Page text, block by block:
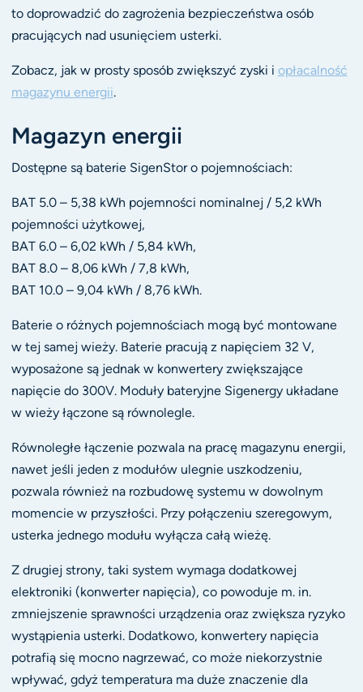
to doprowadzić do zagrożenia bezpieczeństwa osób
pracujących nad usunięciem usterki.
Zobacz, jak w prosty sposób zwiększyć zyski i opłacalność
magazynu energii.
Magazyn energii
Dostępne są baterie SigenStor o pojemnościach:
BAT 5.0 – 5,38 kWh pojemności nominalnej / 5,2 kWh
pojemności użytkowej,
BAT 6.0 – 6,02 kWh / 5,84 kWh,
BAT 8.0 – 8,06 kWh / 7,8 kWh,
BAT 10.0 – 9,04 kWh / 8,76 kWh.
Baterie o różnych pojemnościach mogą być montowane
w tej samej wieży. Baterie pracują z napięciem 32 V,
wyposażone są jednak w konwertery zwiększające
napięcie do 300V. Moduły bateryjne Sigenergy układane
w wieży łączone są równolegle.
Równoległe łączenie pozwala na pracę magazynu energii,
nawet jeśli jeden z modułów ulegnie uszkodzeniu,
pozwala również na rozbudowę systemu w dowolnym
momencie w przyszłości. Przy połączeniu szeregowym,
usterka jednego modułu wyłącza całą wieżę.
Z drugiej strony, taki system wymaga dodatkowej
elektroniki (konwerter napięcia), co powoduje m. in.
zmniejszenie sprawności urządzenia oraz zwiększa ryzyko
wystąpienia usterki. Dodatkowo, konwertery napięcia
potrafią się mocno nagrzewać, co może niekorzystnie
wpływać, gdyż temperatura ma duże znaczenie dla